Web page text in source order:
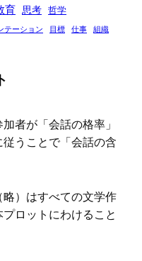
育 思考
哲学
テーション 目標 仕事 組織
者が「会話の格率」
うことで「会話の含
略）はすべての文学作
ロットにわけること